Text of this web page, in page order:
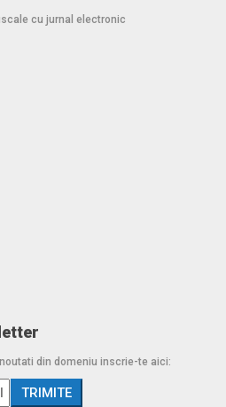
cu jurnal electronic
din domeniu inscrie-te aici: